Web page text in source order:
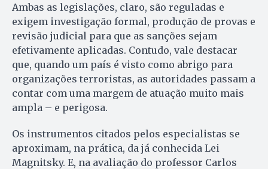
Ambas as legislações, claro, são reguladas e
exigem investigação formal, produção de provas e
revisão judicial para que as sanções sejam
efetivamente aplicadas. Contudo, vale destacar
que, quando um país é visto como abrigo para
organizações terroristas, as autoridades passam a
contar com uma margem de atuação muito mais
ampla – e perigosa.
Os instrumentos citados pelos especialistas se
aproximam, na prática, da já conhecida Lei
Magnitsky. E, na avaliação do professor Carlos